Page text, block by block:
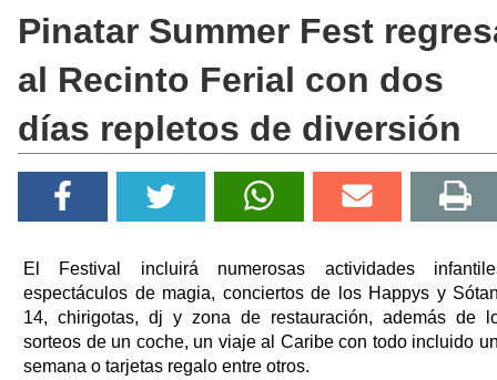
Pinatar Summer Fest
al Recinto Ferial con dos
días repletos de diversión
El Festival incluirá numerosas actividades
espectáculos de magia, conciertos de los Happys y
14, chirigotas, dj y zona de restauración, además de
sorteos de un coche, un viaje al Caribe con todo incluido
semana o tarjetas regalo entre otros.